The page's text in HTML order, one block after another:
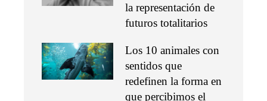
la representación de
futuros totalitarios
Los 10 animales con
sentidos que
redefinen la forma en
que percibimos el